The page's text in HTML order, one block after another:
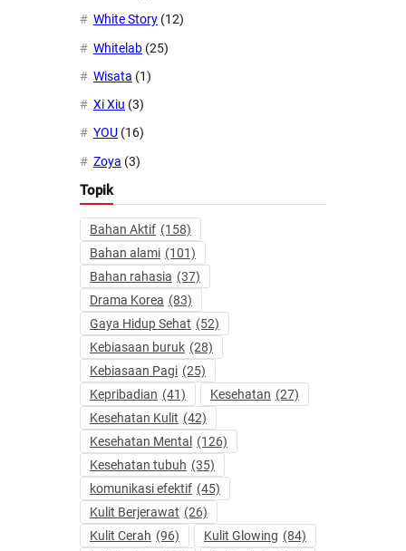
White Story (12)
Whitelab (25)
Wisata (1)
Xi Xiu (3)
YOU (16)
Zoya (3)
Topik
Bahan Aktif (158)
Bahan alami (101)
Bahan rahasia (37)
Drama Korea (83)
Gaya Hidup Sehat (52)
Kebiasaan buruk (28)
Kebiasaan Pagi (25)
Kepribadian (41) Kesehatan (27)
Kesehatan Kulit (42)
Kesehatan Mental
(126)
Kesehatan tubuh (35)
komunikasi efektif (45)
Kulit Berjerawat (26)
Kulit Cerah (96) Kulit Glowing (84)